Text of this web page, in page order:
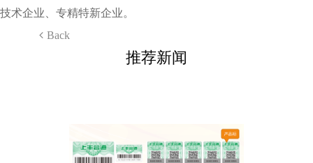
技术企业、专精特新企业。
Back
推荐新闻